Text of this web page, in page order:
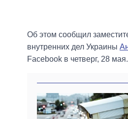
Об этом сообщил
внутренних дел Украины
Facebook в четверг, 28 мая.